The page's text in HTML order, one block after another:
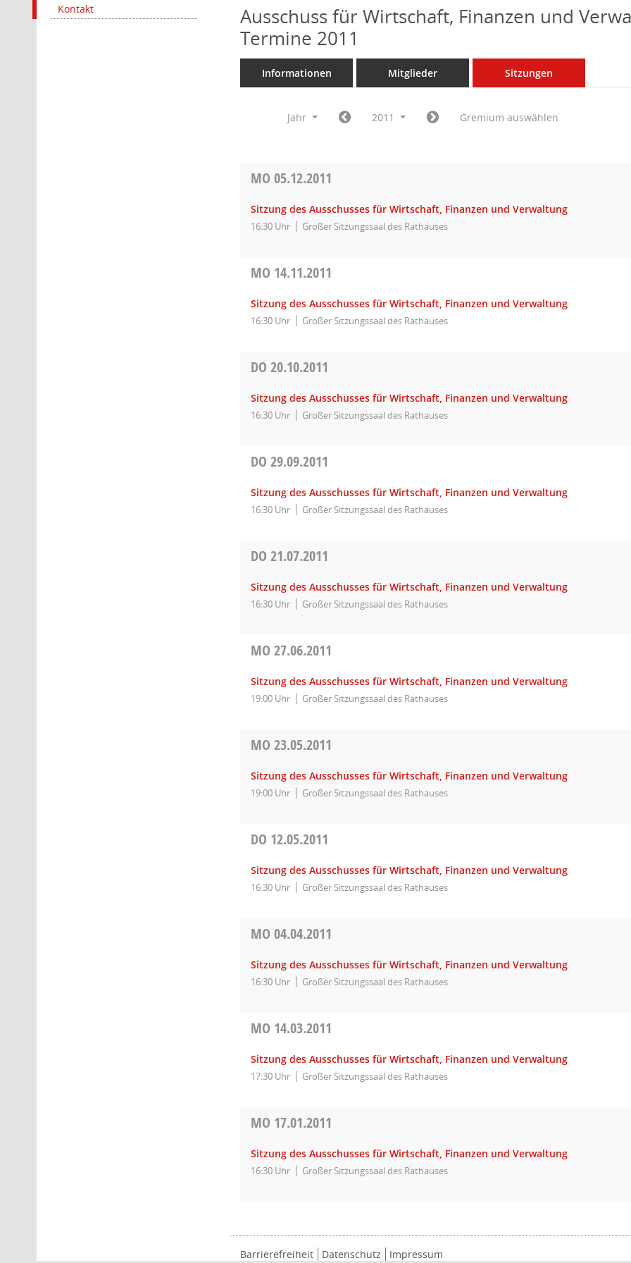
Kontakt
Ausschuss für Wirtschaft, Finanzen und
Termine 2011
Informationen Mitglieder Sitzungen
Jahr 2011 Gremium auswählen
MO05.12.2011
Sitzung des Ausschusses für Wirtschaft, Finanzen und Verwaltung
16:30 Uhr Großer Sitzungssaal des Rathauses
MO 14.11.2011
Sitzung des Ausschusses für Wirtschaft, Finanzen und Verwaltung
16:30 Uhr Großer Sitzungssaal des Rathauses
DO20.10.2011
Sitzung des Ausschusses für Wirtschaft, Finanzen und Verwaltung
16:30 Uhr Großer Sitzungssaal des Rathauses
DO29.09.2011
Sitzung des Ausschusses für Wirtschaft, Finanzen und Verwaltung
16:30 Uhr Großer Sitzungssaal des Rathauses
DO21.07.2011
Sitzung des Ausschusses für Wirtschaft, Finanzen und Verwaltung
16:30 Uhr Großer Sitzungssaal des Rathauses
MO27.06.2011
Sitzung des Ausschusses für Wirtschaft, Finanzen und Verwaltung
19:00 Uhr Großer Sitzungssaal des Rathauses
MO23.05.2011
Sitzung des Ausschusses für Wirtschaft, Finanzen und Verwaltung
19:00 Uhr Großer Sitzungssaal des Rathauses
DO 12.05.2011
Sitzung des Ausschusses für Wirtschaft, Finanzen und Verwaltung
16:30 Uhr Großer Sitzungssaal des Rathauses
MO04.04.2011
Sitzung des Ausschusses für Wirtschaft, Finanzen und Verwaltung
16:30 Uhr Großer Sitzungssaal des Rathauses
MO 14.03.2011
Sitzung des Ausschusses für Wirtschaft, Finanzen und Verwaltung
17:30 Uhr Großer Sitzungssaal des Rathauses
MO 17.01.2011
Sitzung des Ausschusses für Wirtschaft, Finanzen und Verwaltung
16:30 Uhr Großer Sitzungssaal des Rathauses
Barrierefreiheit Datenschutz Impressum